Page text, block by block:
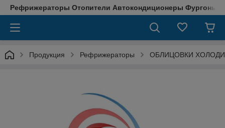
Рефрижераторы Отопители Автокондиционеры Фургоны
Продукция Рефрижераторы ОБЛИЦОВКИ